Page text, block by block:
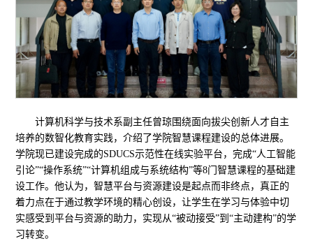
计算机科学与技术系副主任曾琼围绕面向拔尖创新人才自主
培养的数智化教育实践，介绍了学院智慧课程建设的总体进展。
学院现已建设完成的SDUCS示范性在线实验平台，完成“人工智能
引论”“操作系统”“计算机组成与系统结构”等8门智慧课程的基础建
设工作。他认为，智慧平台与资源建设是起点而非终点，真正的
着力点在于通过教学环境的精心创设，让学生在学习与体验中切
实感受到平台与资源的助力，实现从“被动接受”到“主动建构”的学
习转变。